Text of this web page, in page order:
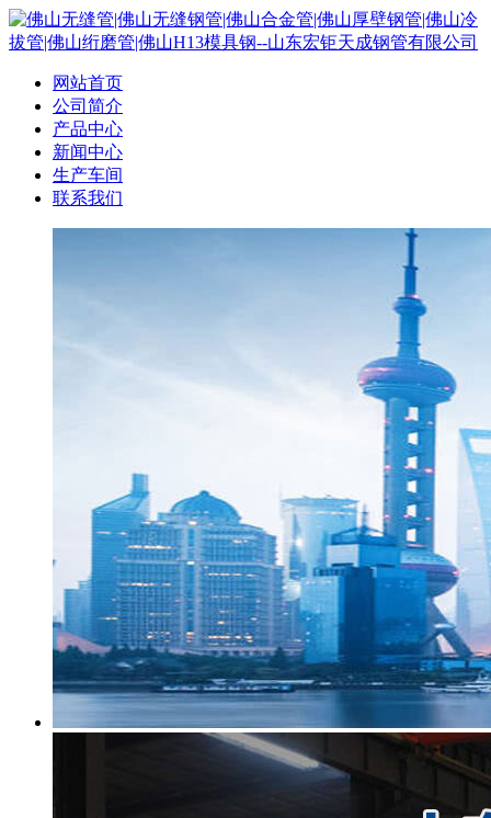
网站首页
公司简介
产品中心
新闻中心
生产车间
联系我们